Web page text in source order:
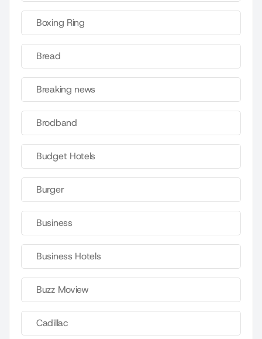
Boxing Ring
Bread
Breaking news
Brodband
Budget Hotels
Burger
Business
Business Hotels
Buzz Moview
Cadillac